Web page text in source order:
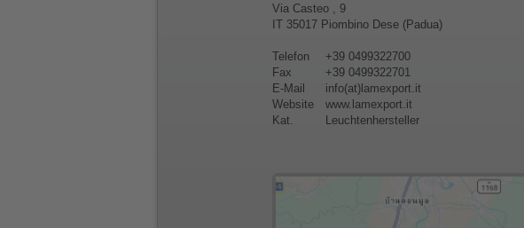
Via Casteo , 9
IT 35017 Piombino Dese (Padua)
Telefon
+39 0499322700
Fax
+39 0499322701
E-Mail
info(at)lamexport.it
Website
www.lamexport.it
Kat.
Leuchtenhersteller